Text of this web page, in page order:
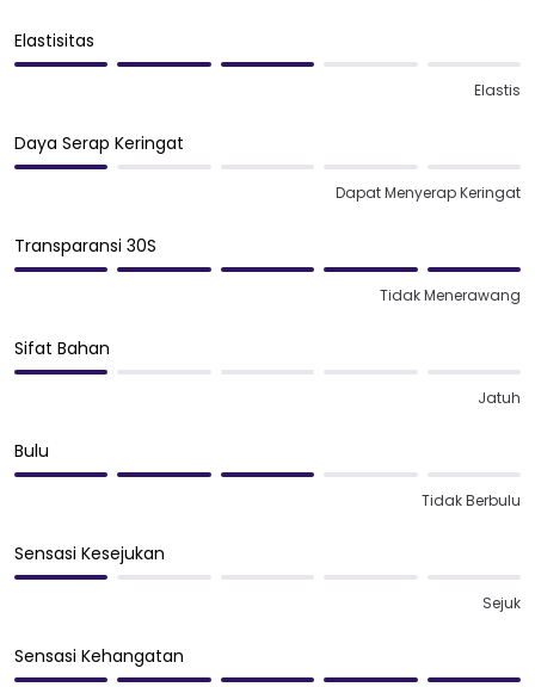
Elastisitas
Elastis
Daya Serap Keringat
Dapat Menyerap Keringat
Transparansi 30S
Tidak Menerawang
Sifat Bahan
Jatuh
Bulu
Tidak Berbulu
Sensasi Kesejukan
Sejuk
Sensasi Kehangatan